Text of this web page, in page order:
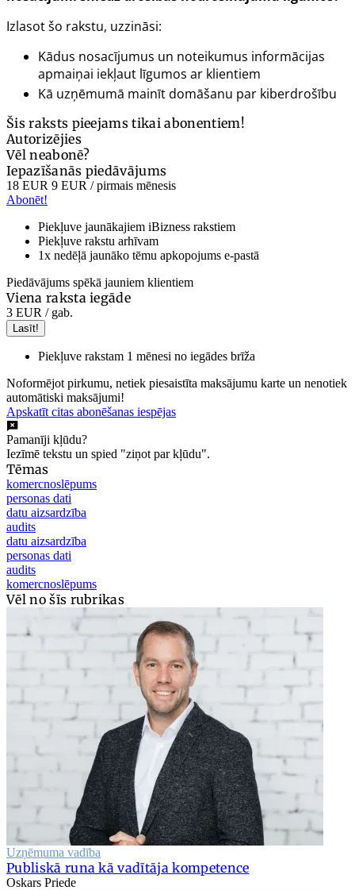
Izlasot šo rakstu, uzzināsi:
Kādus nosacījumus un noteikumus informācijas
apmaiņai iekļaut līgumos ar klientiem
Kā uzņēmumā mainīt domāšanu par kiberdrošību
Šis raksts pieejams tikai abonentiem!
Autorizējies
Vēl neabonē?
Iepazīšanās piedāvājums
18 EUR 9 EUR / pirmais mēnesis
Abonēt!
Piekļuve jaunākajiem iBizness rakstiem
Piekļuve rakstu arhīvam
1x nedēļā jaunāko tēmu apkopojums e-pastā
Piedāvājums spēkā jauniem klientiem
Viena raksta iegāde
3 EUR / gab.
Lasīt!
Piekļuve rakstam 1 mēnesi no iegādes brīža
Noformējot pirkumu, netiek piesaistīta maksājumu karte un nenotiek
automātiski maksājumi!
Apskatīt citas abonēšanas iespējas
Pamanīji kļūdu?
Iezīmē tekstu un spied "ziņot par kļūdu".
Tēmas
komercnoslēpums
personas dati
datu aizsardzība
audits
datu aizsardzība
personas dati
audits
komercnoslēpums
Vēl no šīs rubrikas
Uzņēmuma vadība
Publiskā runa kā vadītāja kompetence
Oskars Priede